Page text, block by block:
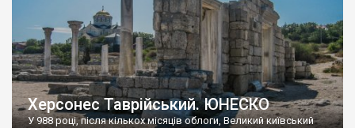
Херсонес Таврійський. ЮНЕСКО
У 988 році, після кількох місяців облоги, Великий київський